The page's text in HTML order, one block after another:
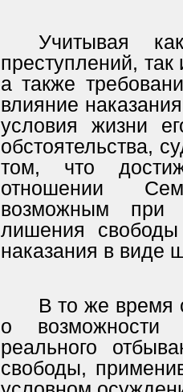
Учитывая
преступлений,
а также
влияние
условия жизни
обстоятельства,
том, что
отношении
возможным при
лишения свободы
наказания в виде
В то же время
о возможности
реального
свободы,